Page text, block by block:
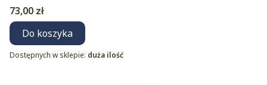
Cena
73,00 zł
Do koszyka
Dostępnych w sklepie: duża ilość